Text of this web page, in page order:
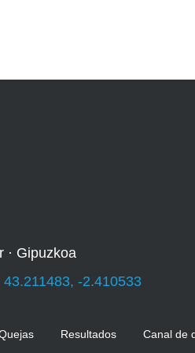
· Gipuzkoa
43.211483, -2.410533
Resultados Canal de